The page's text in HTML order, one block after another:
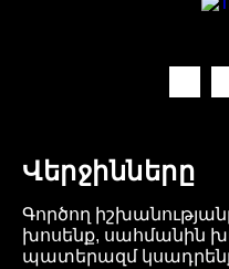
Վերջինները
Գործող
խոսենք, սահմանին
պատերազմ